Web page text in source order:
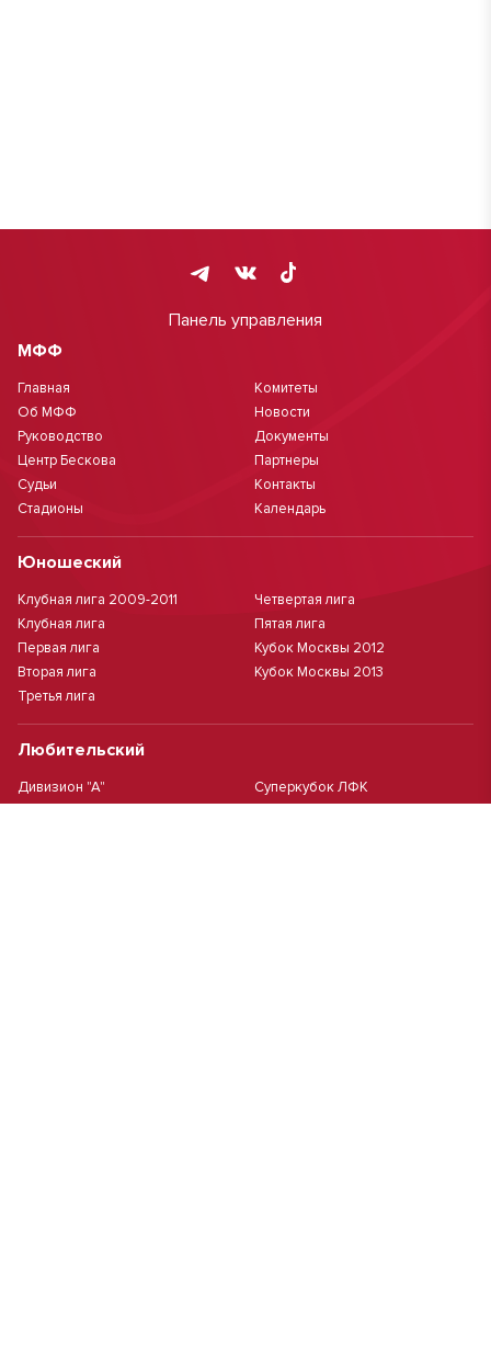
Панель управления
МФФ
Главная
Об МФФ
Руководство
Центр Бескова
Судьи
Стадионы
Комитеты
Новости
Документы
Партнеры
Контакты
Календарь
Юношеский
Клубная лига 2009-2011
Клубная лига
Первая лига
Вторая лига
Третья лига
Четвертая лига
Пятая лига
Кубок Москвы 2012
Кубок Москвы 2013
Любительский
Дивизион "А"
Суперкубок ЛФК